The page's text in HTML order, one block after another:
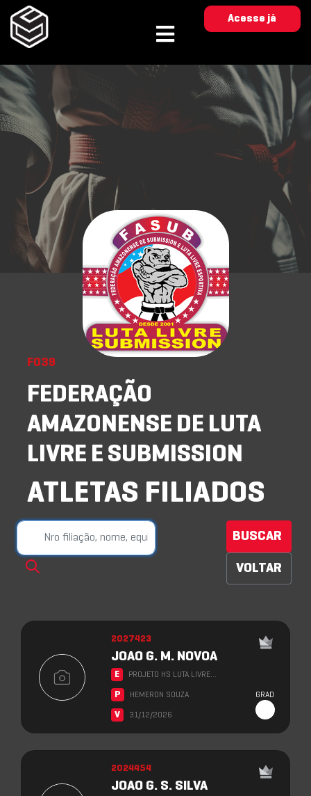
Acesse já
F039
FEDERAÇÃO
AMAZONENSE DE LUTA
LIVRE E SUBMISSION
ATLETAS FILIADOS
BUSCAR
VOLTAR
2027423
JOAO G. M. NOVOA
E PROJETO HS LUTA LIVRE…
P HEMERON SOUZA
V 31/12/2026
GRAD
2024454
JOAO G. S. SILVA